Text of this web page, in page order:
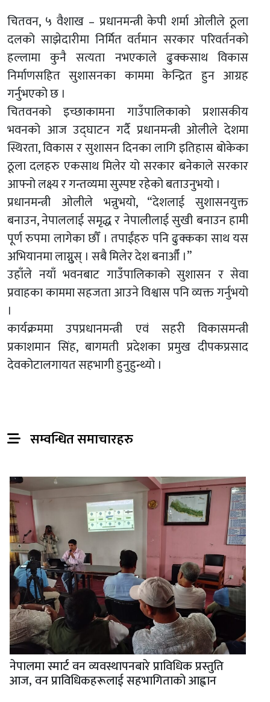
चितवन, ५ वैशाख – प्रधानमन्त्री केपी शर्मा ओलीले ठूला
दलको साझेदारीमा निर्मित वर्तमान सरकार परिवर्तनको
हल्लामा कुनै सत्यता नभएकाले ढुक्कसाथ विकास
निर्माणसहित सुशासनका काममा केन्द्रित हुन आग्रह
गर्नुभएको छ ।
चितवनको इच्छाकामना गाउँपालिकाको प्रशासकीय
भवनको आज उद्घाटन गर्दै प्रधानमन्त्री ओलीले देशमा
स्थिरता, विकास र सुशासन दिनका लागि इतिहास बोकेका
ठूला दलहरु एकसाथ मिलेर यो सरकार बनेकाले सरकार
आफ्नो लक्ष्य र गन्तव्यमा सुस्पष्ट रहेको बताउनुभयो ।
प्रधानमन्त्री ओलीले भन्नुभयो, “देशलाई सुशासनयुक्त
बनाउन, नेपाललाई समृद्ध र नेपालीलाई सुखी बनाउन हामी
पूर्ण रुपमा लागेका छौँ । तपाईंहरु पनि ढुक्कका साथ यस
अभियानमा लाग्नुुस् । सबै मिलेर देश बनाऔँ ।”
उहाँले नयाँ भवनबाट गाउँपालिकाको सुशासन र सेवा
प्रवाहका काममा सहजता आउने विश्वास पनि व्यक्त गर्नुभयो
।
कार्यक्रममा उपप्रधानमन्त्री एवं सहरी विकासमन्त्री
प्रकाशमान सिंह, बागमती प्रदेशका प्रमुख दीपकप्रसाद
देवकोटालगायत सहभागी हुनुहुन्थ्यो ।
सम्वन्धित समाचारहरु
नेपालमा स्मार्ट वन व्यवस्थापनबारे प्राविधिक प्रस्तुति
आज, वन प्राविधिकहरूलाई सहभागिताको आह्वान